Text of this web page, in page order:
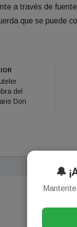
a través de
que se puede
del
Don
🔔